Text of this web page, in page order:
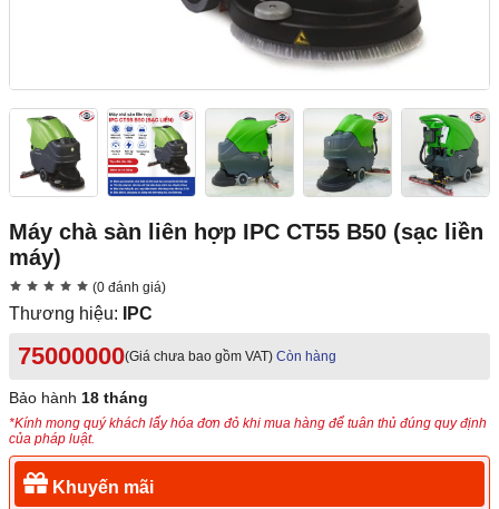
Máy chà sàn liên hợp IPC CT55 B50 (sạc liền
máy)
(0 đánh giá)
Thương hiệu: IPC
75000000(Giá chưa bao gồm VAT) Còn hàng
Bảo hành 18 tháng
*Kính mong quý khách lấy hóa đơn đỏ khi mua hàng để tuân thủ đúng quy định
của pháp luật.
Khuyến mãi